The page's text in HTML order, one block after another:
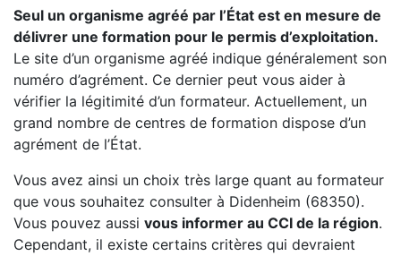
Seul un organisme agréé par l’État est en mesure de
délivrer une formation pour le permis d’exploitation.
Le site d’un organisme agréé indique généralement son
numéro d’agrément. Ce dernier peut vous aider à
vérifier la légitimité d’un formateur. Actuellement, un
grand nombre de centres de formation dispose d’un
agrément de l’État.
Vous avez ainsi un choix très large quant au formateur
que vous souhaitez consulter à Didenheim (68350).
Vous pouvez aussi vous informer au CCI de la région.
Cependant, il existe certains critères qui devraient